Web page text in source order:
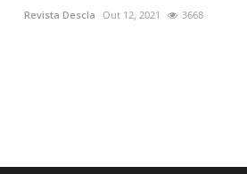
Revista Descla Out 12, 2021 3668